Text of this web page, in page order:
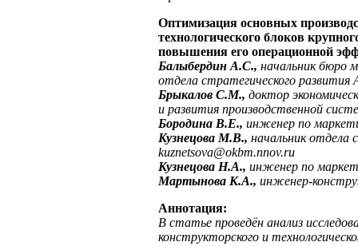
Оптимизация основных
технологического блоков
повышения его операционной
Балыбердин А.С., начальник бюро
отдела стратегического
Брыкалов С.М., доктор
и развития производственной
Бородина В.Е., инженер по
Кузнецова М.В., начальник
kuznetsova@okbm.nnov.ru
Кузнецова Н.А., инженер по
Мартынова К.А., инженер-
Аннотация:
В статье проведён анализ
конструкторского и